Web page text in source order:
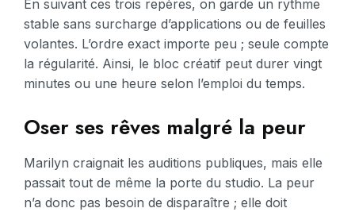
En suivant ces trois repères, on garde un rythme
stable sans surcharge d’applications ou de feuilles
volantes. L’ordre exact importe peu ; seule compte
la régularité. Ainsi, le bloc créatif peut durer vingt
minutes ou une heure selon l’emploi du temps.
Oser ses rêves malgré la peur
Marilyn craignait les auditions publiques, mais elle
passait tout de même la porte du studio. La peur
n’a donc pas besoin de disparaître ; elle doit